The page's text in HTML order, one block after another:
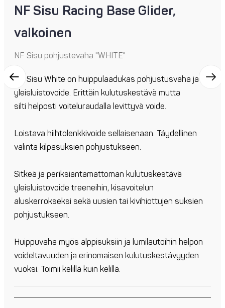
NF Sisu Racing Base Glider,
valkoinen
NF Sisu pohjustevaha "WHITE"
NF Sisu White on huippulaadukas pohjustusvaha ja
yleisluistovoide. Erittäin kulutuskestävä mutta
silti helposti voiteluraudalla levittyvä voide.
Loistava hiihtolenkkivoide sellaisenaan. Täydellinen
valinta kilpasuksien pohjustukseen.
Sitkeä ja periksiantamattoman kulutuskestävä
yleisluistovoide treeneihin, kisavoitelun
aluskerrokseksi sekä uusien tai kivihiottujen suksien
pohjustukseen.
Huippuvaha myös alppisuksiin ja lumilautoihin helpon
voideltavuuden ja erinomaisen kulutuskestävyyden
vuoksi. Toimii kelillä kuin kelillä.